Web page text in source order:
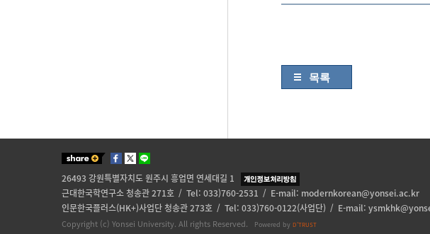
목록
26493 강원특별자치도 원주시 흥업면 연세대길 1
근대한국학연구소 청송관 271호 / Tel: 033)760-2531 / E-mail: modernkorean@yonsei.ac.kr
인문한국플러스(HK+)사업단 청송관 273호 / Tel: 033)760-0122(사업단) / E-mail:
Copyright (c) Yonsei University. All rights Reserved. Powered by D'TRUST